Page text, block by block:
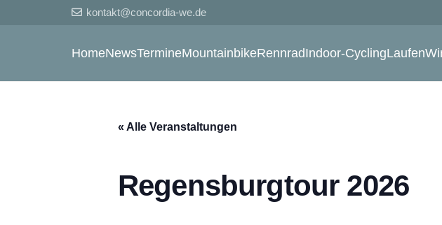
kontakt@concordia-we.de
HomeNewsTermineMountainbikeRennradIndoor-CyclingLaufen
« Alle Veranstaltungen
Regensburgtour 2026